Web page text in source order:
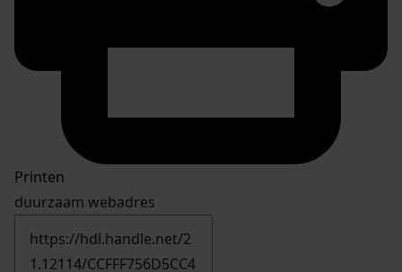
Printen
duurzaam webadres